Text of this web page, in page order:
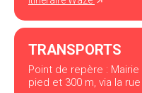
TRANSPORTS
Point de repère :
pied et 300 m, via la